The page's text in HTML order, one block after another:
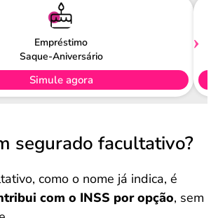
Empréstimo
Saque-Aniversário
Simule agora
segurado facultativo?
como o nome já indica, é
com o INSS por opção, sem